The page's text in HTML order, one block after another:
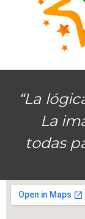
“La
La
todas